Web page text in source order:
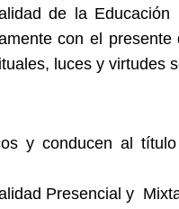
de la Educación
con el presente
luces y virtudes
y conducen al
Presencial y